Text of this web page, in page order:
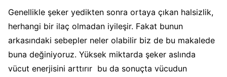
Genellikle şeker yedikten sonra ortaya çıkan halsizlik,
herhangi bir ilaç olmadan iyileşir. Fakat bunun
arkasındaki sebepler neler olabilir biz de bu makalede
buna değiniyoruz. Yüksek miktarda şeker aslında
vücut enerjisini arttırır bu da sonuçta vücudun